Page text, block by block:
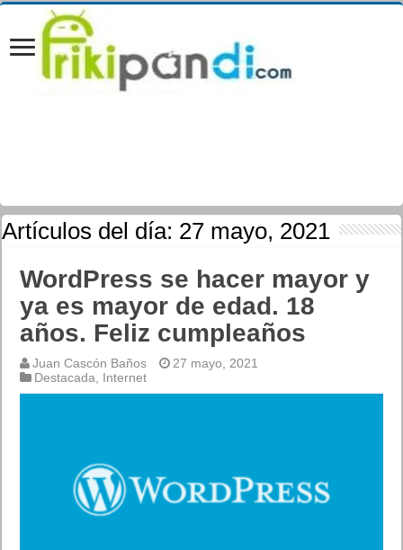
Artículos del día: 27 mayo, 2021
WordPress se hacer mayor y
ya es mayor de edad. 18
años. Feliz cumpleaños
Juan Cascón Baños
27 mayo, 2021
Destacada
Internet